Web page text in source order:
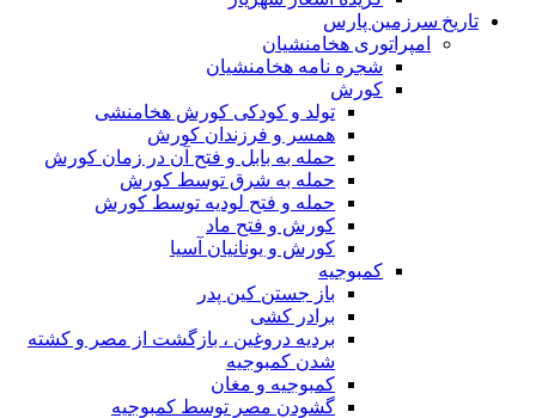
تاریخ سرزمین پارس
امپراتوری هخامنشیان
شجره نامه هخامنشیان
کورش
تولد و کودکی کورش هخامنشی
همسر و فرزندان کورش
حمله به بابل و فتح آن در زمان کورش
حمله به شرق توسط کورش
حمله و فتح لودیه توسط کورش
کورش و فتح ماد
کورش و یونانیان آسیا
کمبوجیه
باز جستن کین پدر
برادر کشی
بردیه دروغین ، بازگشت از مصر و کشته
شدن کمبوجیه
کمبوجیه و مغان
گشودن مصر توسط کمبوجیه